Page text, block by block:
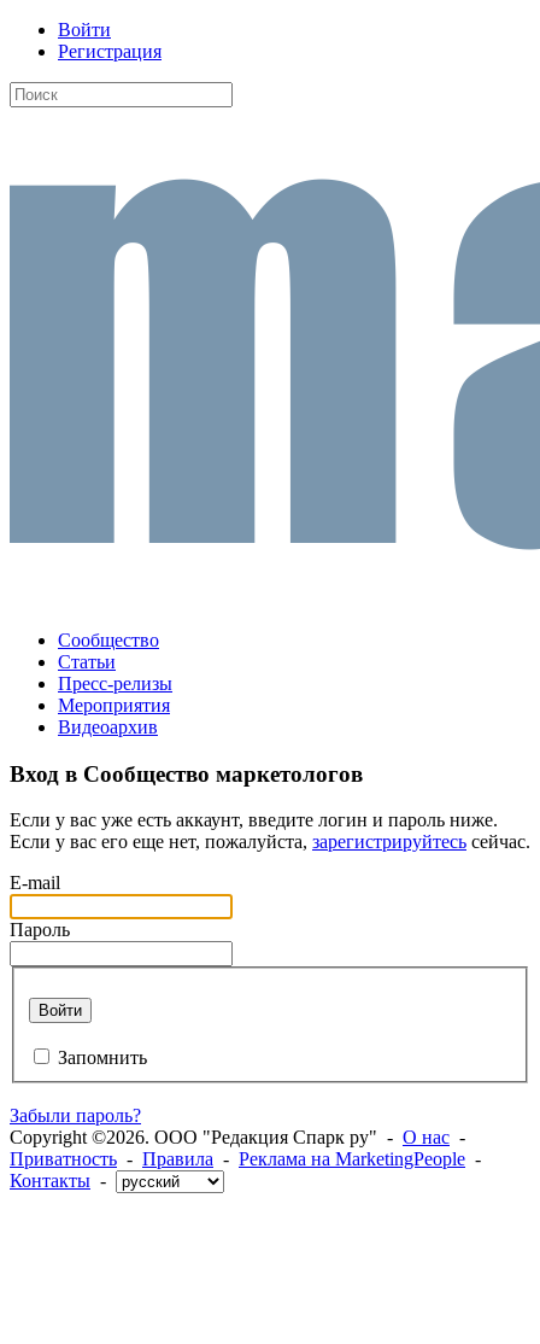
Войти
Регистрация
Сообщество
Статьи
Пресс-релизы
Мероприятия
Видеоархив
Вход в Сообщество маркетологов
Если у вас уже есть аккаунт, введите логин и пароль ниже.
Если у вас его еще нет, пожалуйста, зарегистрируйтесь сейчас.
E-mail
Пароль
Войти
Запомнить
Забыли пароль?
Copyright ©2026. ООО "Редакция Спарк ру" - О нас -
Приватность - Правила - Реклама на MarketingPeople -
Контакты -